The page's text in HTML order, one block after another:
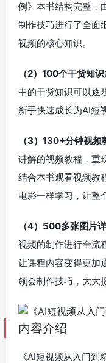
例》本书结构完整，
制作技巧进行了全面
视频的核心知识。
（2）100个干货知识
中的干货知识可以逐
新手快速成长为AI短
（3）130+分钟视频
讲解的视频教程，重
结合本书观看视频教
电影一样学习，让整
（4）500多张图片
视频的制作进行全流
让课程内容变得更加
领会制作技巧，大大
内容介绍
《AI短视频从入门